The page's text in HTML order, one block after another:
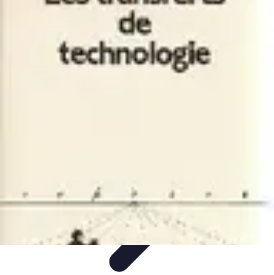
ActualitésAnalyse des
Analyses
Basket Actu